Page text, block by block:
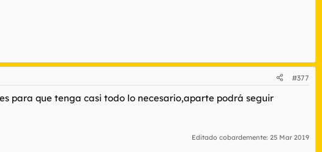
#377
para que tenga casi todo lo necesario,aparte podrá seguir
Editado cobardemente: 25 Mar 2019